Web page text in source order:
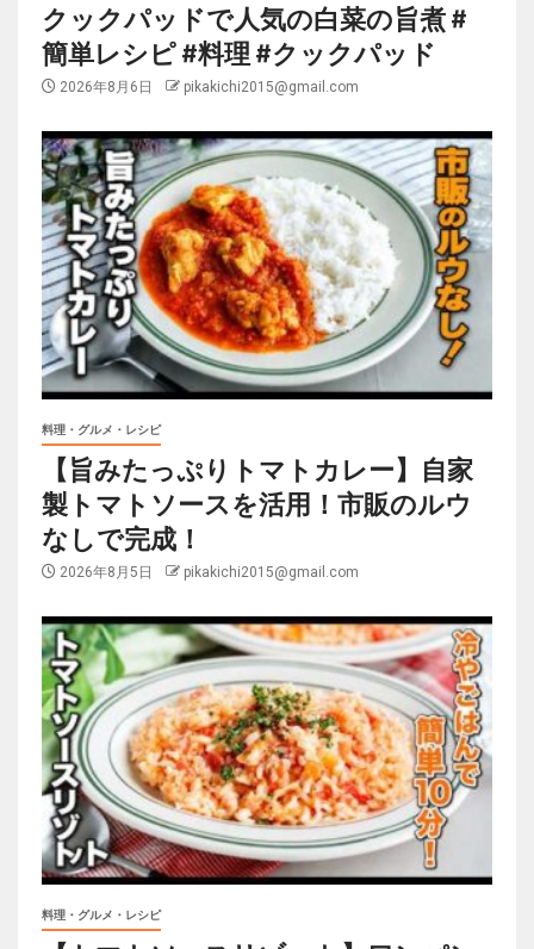
クックパッドで人気の白菜の旨煮 #
簡単レシピ #料理 #クックパッド
2026年8月6日 pikakichi2015@gmail.com
料理・グルメ・レシピ
【旨みたっぷりトマトカレー】自家
製トマトソースを活用！市販のルウ
なしで完成！
2026年8月5日 pikakichi2015@gmail.com
料理・グルメ・レシピ